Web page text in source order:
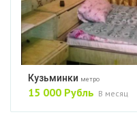
Кузьминки метро
15 000 Рубль В месяц